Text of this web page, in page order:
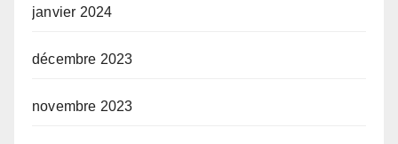
janvier 2024
décembre 2023
novembre 2023